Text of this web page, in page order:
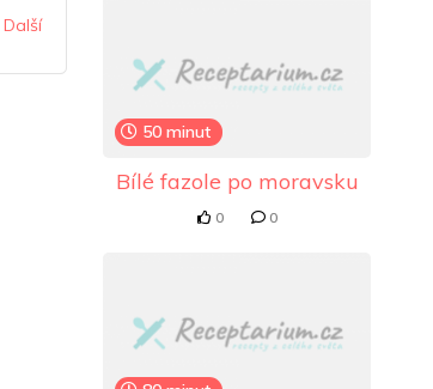
Další
50 minut
Bílé fazole po moravsku
0 0